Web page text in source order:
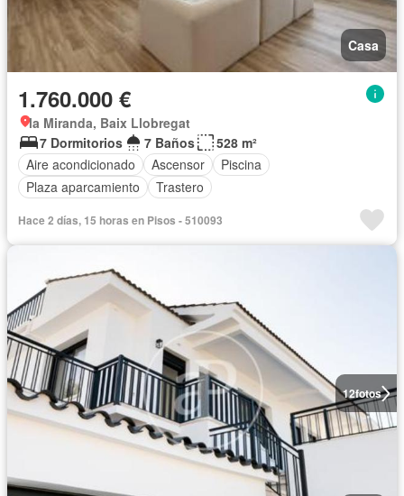
Casa
1.760.000 €
la Miranda, Baix Llobregat
7 Dormitorios
7 Baños
528 m²
Aire acondicionado
Ascensor
Piscina
Plaza aparcamiento
Trastero
Hace 2 días, 15 horas en Pisos - 510093
12fotos